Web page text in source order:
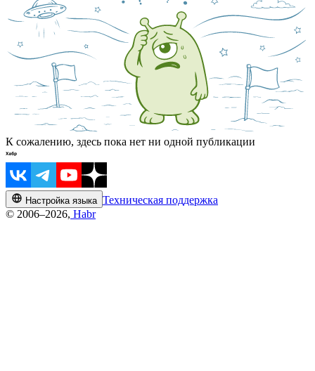
К сожалению, здесь пока нет ни одной публикации
Настройка языка Техническая поддержка
© 2006–2026, Habr